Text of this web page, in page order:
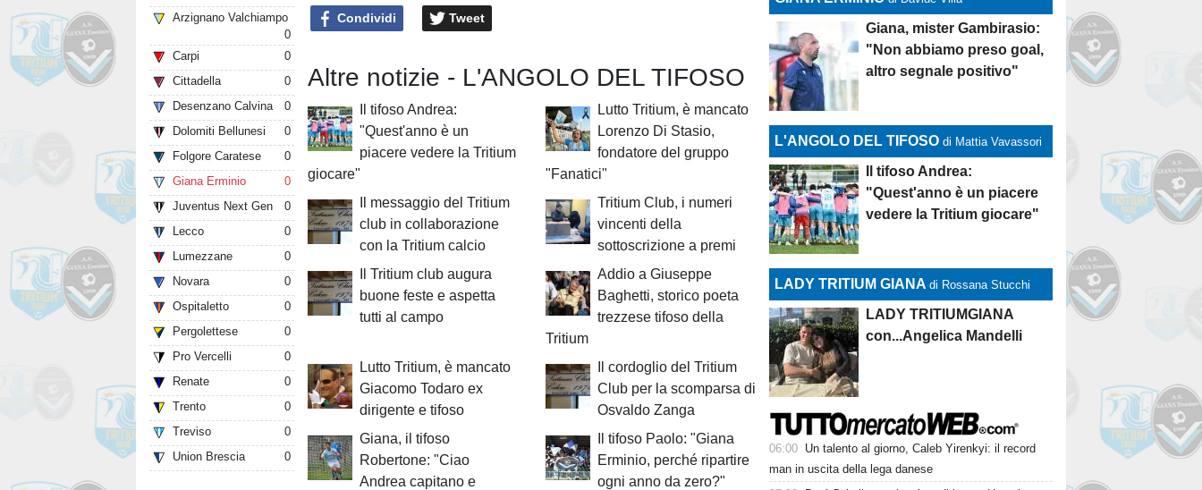
Arzignano Valchiampo
0
Carpi
0
Cittadella
0
Desenzano Calvina
0
Dolomiti Bellunesi
0
Folgore Caratese
0
Giana Erminio
0
Juventus Next Gen
0
Lecco
0
Lumezzane
0
Novara
0
Ospitaletto
0
Pergolettese
0
Pro Vercelli
0
Renate
0
Trento
0
Treviso
0
Union Brescia
0
Condividi Tweet
Altre notizie - L'ANGOLO DEL TIFOSO
Il tifoso Andrea:
"Quest'anno è un
piacere vedere la Tritium
giocare"
Lutto Tritium, è mancato
Lorenzo Di Stasio,
fondatore del gruppo
"Fanatici"
Il messaggio del Tritium
club in collaborazione
con la Tritium calcio
Tritium Club, i numeri
vincenti della
sottoscrizione a premi
Il Tritium club augura
buone feste e aspetta
tutti al campo
Addio a Giuseppe
Baghetti, storico poeta
trezzese tifoso della
Tritium
Lutto Tritium, è mancato
Giacomo Todaro ex
dirigente e tifoso
Il cordoglio del Tritium
Club per la scomparsa di
Osvaldo Zanga
Giana, il tifoso
Robertone: "Ciao
Andrea capitano e
Il tifoso Paolo: "Giana
Erminio, perché ripartire
ogni anno da zero?"
Giana, mister Gambirasio:
"Non abbiamo preso goal,
altro segnale positivo"
L'ANGOLO DEL TIFOSO di Mattia Vavassori
Il tifoso Andrea:
"Quest'anno è un piacere
vedere la Tritium giocare"
LADY TRITIUM GIANA di Rossana Stucchi
LADY TRITIUMGIANA
con...Angelica Mandelli
06:00 Un talento al giorno, Caleb Yirenkyi: il record
man in uscita della lega danese